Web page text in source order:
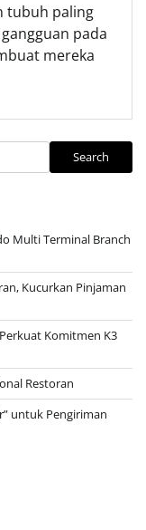
tubuh paling
pada
mereka
Search
Multi Terminal Branch
Kucurkan Pinjaman
Komitmen K3
Restoran
untuk Pengiriman